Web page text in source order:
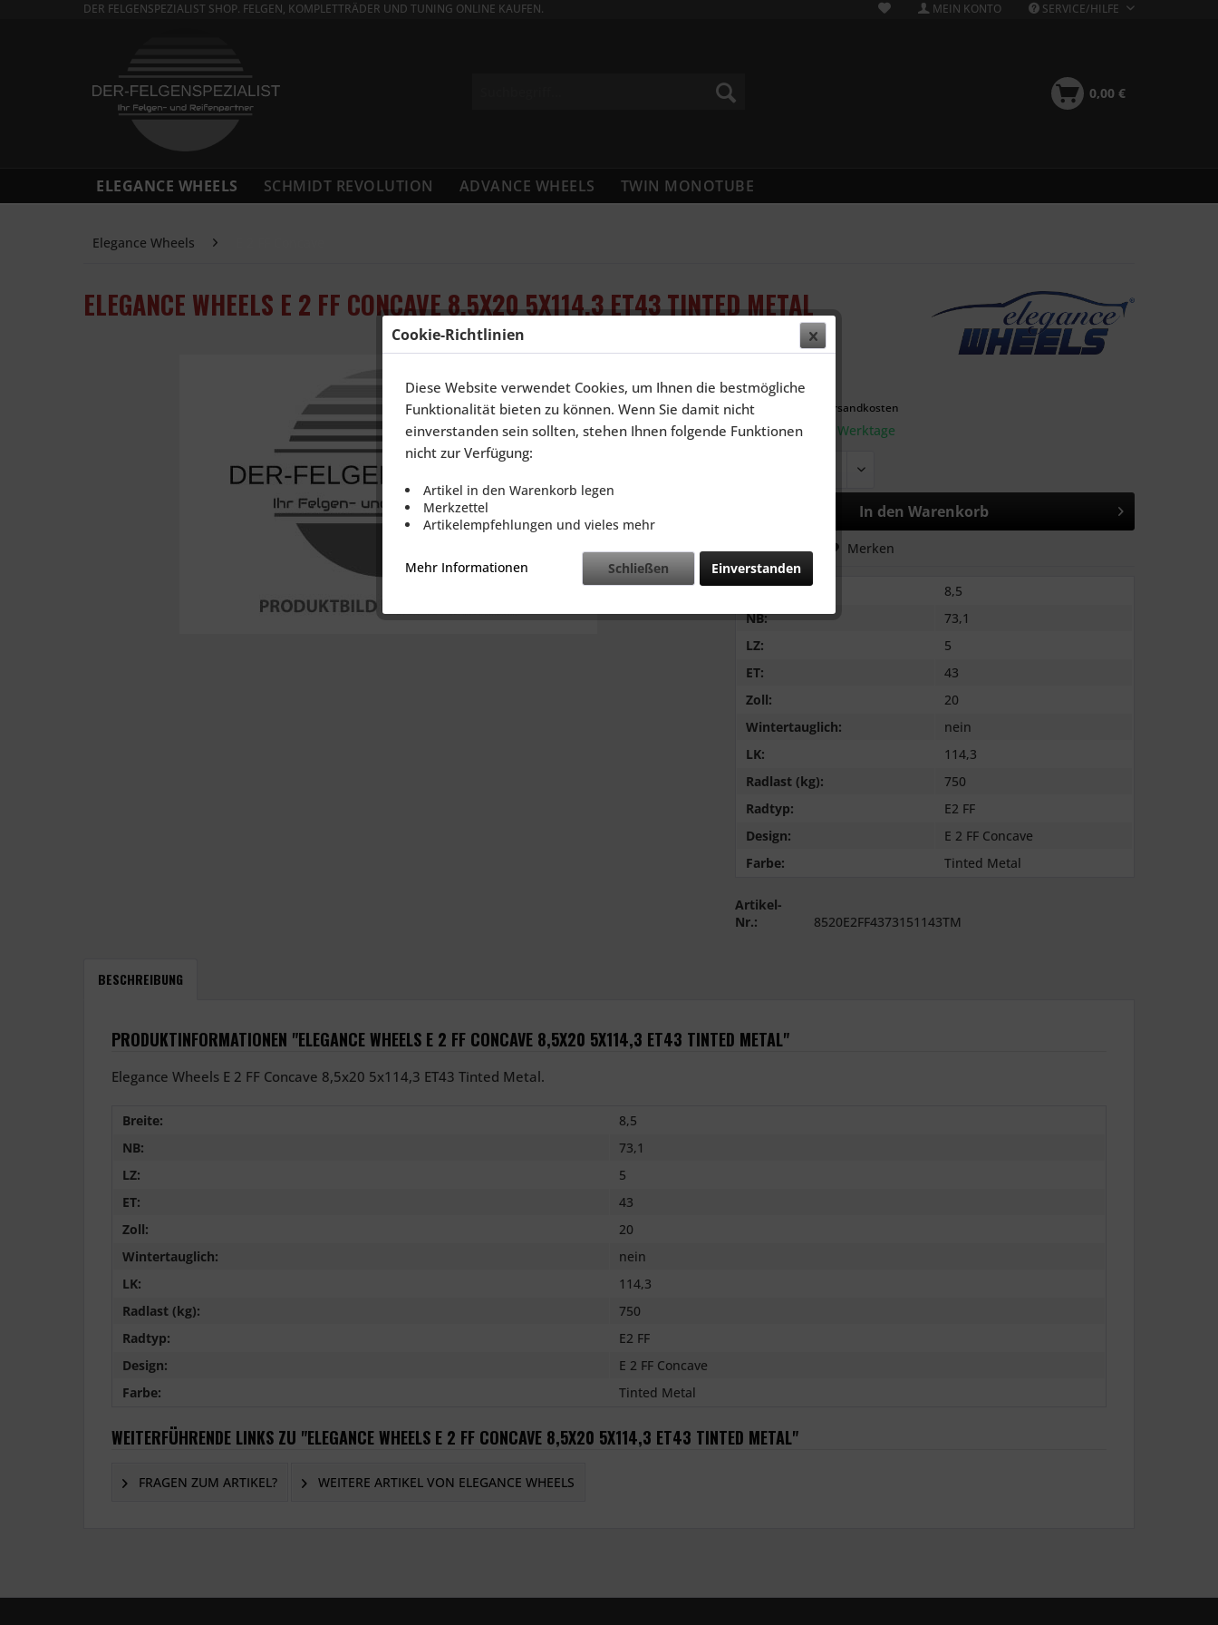
DER FELGENSPEZIALIST SHOP. FELGEN, KOMPLETTRÄDER UND TUNING ONLINE KAUFEN. MEIN KONTO SERVICE/HILFE
0,00 €
ELEGANCE WHEELS SCHMIDT REVOLUTION ADVANCE WHEELS TWIN MONOTUBE
Elegance Wheels
ELEGANCE WHEELS E 2 FF CONCAVE 8,5X20 5X114,3 ET43 TINTED METAL
Inhalt:1 Stück
inkl. MwSt.
zzgl. Versandkosten
Lieferzeit: 2-3 Werktage
In den Warenkorb
Vergleichen Merken
Breite:
8,5
NB:
73,1
LZ:
5
ET:
43
Zoll:
20
Wintertauglich:
nein
LK:
114,3
Radlast (kg):
750
Radtyp:
E2 FF
Design:
E 2 FF Concave
Farbe:
Tinted Metal
Artikel-
Nr.:
8520E2FF4373151143TM
BESCHREIBUNG
PRODUKTINFORMATIONEN "ELEGANCE WHEELS E 2 FF CONCAVE 8,5X20 5X114,3 ET43 TINTED METAL"
Elegance Wheels E 2 FF Concave 8,5x20 5x114,3 ET43 Tinted Metal.
Breite:
8,5
NB:
73,1
LZ:
5
ET:
43
Zoll:
20
Wintertauglich:
nein
LK:
114,3
Radlast (kg):
750
Radtyp:
E2 FF
Design:
E 2 FF Concave
Farbe:
Tinted Metal
WEITERFÜHRENDE LINKS ZU "ELEGANCE WHEELS E 2 FF CONCAVE 8,5X20 5X114,3 ET43 TINTED METAL"
FRAGEN ZUM ARTIKEL? WEITERE ARTIKEL VON ELEGANCE WHEELS
Cookie-Richtlinien
Diese Website verwendet Cookies, um Ihnen die bestmögliche
Funktionalität bieten zu können. Wenn Sie damit nicht
einverstanden sein sollten, stehen Ihnen folgende Funktionen
nicht zur Verfügung:
Artikel in den Warenkorb legen
Merkzettel
Artikelempfehlungen und vieles mehr
Mehr Informationen Einverstanden
Schließen